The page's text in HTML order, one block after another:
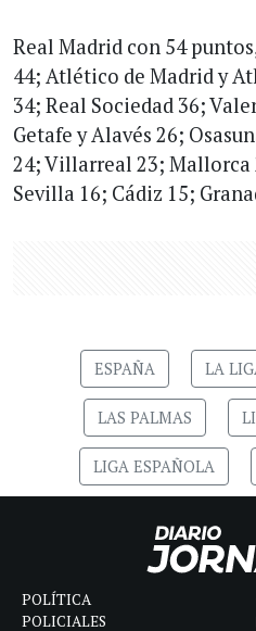
Real Madrid con 54
44; Atlético de Madrid y
34; Real Sociedad 36;
Getafe y Alavés 26;
24; Villarreal 23; Mallorca
Sevilla 16; Cádiz 15;
ESPAÑA LA
LAS PALMAS
LIGA ESPAÑOLA
POLÍTICA
POLICIALES